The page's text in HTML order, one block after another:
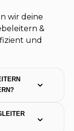
wir deine
&
und